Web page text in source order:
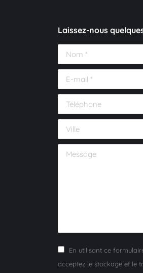
Laissez-nous
Nom *
E-mail *
Téléphone
Ville
Message
En utilisant ce
acceptez le stockage et le